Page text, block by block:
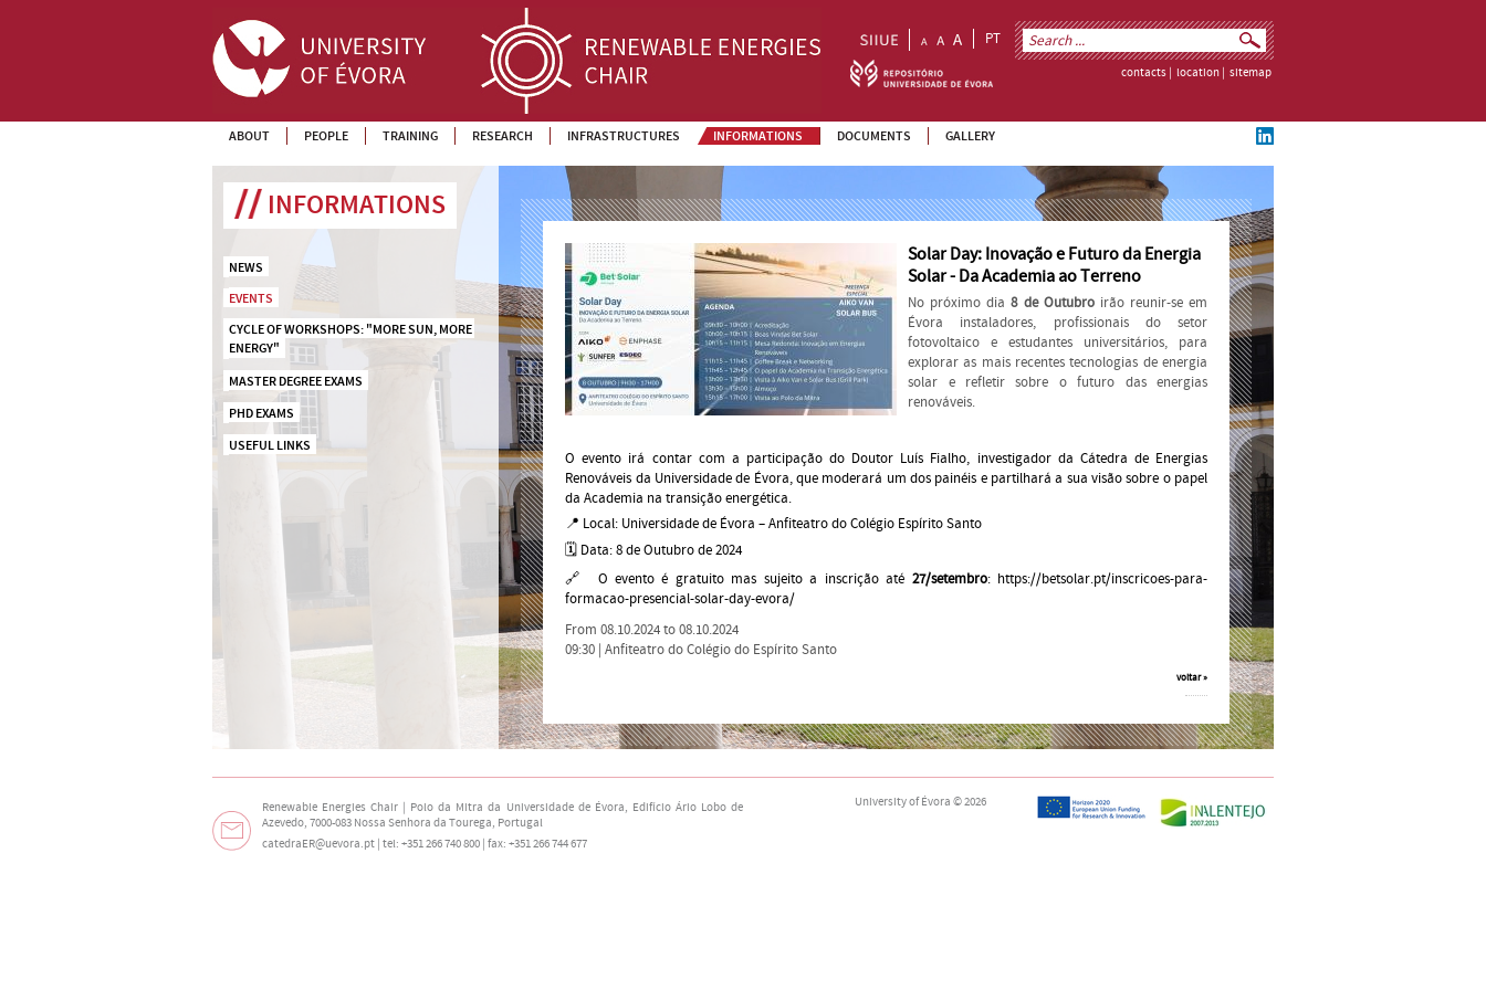
PT
contacts location sitemap
ABOUT PEOPLE TRAINING RESEARCH INFRASTRUCTURES INFORMATIONS DOCUMENTS GALLERY
INFORMATIONS
NEWS
EVENTS
CYCLE OF WORKSHOPS: "MORE SUN, MORE
ENERGY"
MASTER DEGREE EXAMS
PHD EXAMS
USEFUL LINKS
Solar Day: Inovação e Futuro da Energia
Solar - Da Academia ao Terreno
No próximo dia 8 de Outubroirão reunir-se em
Évora instaladores, profissionais do setor
fotovoltaico e estudantes universitários, para
explorar as mais recentes tecnologias de energia
solar e refletir sobre o futuro das energias
renováveis.
O evento irá contar com a participação do Doutor Luís Fialho, investigador da Cátedra de Energias
Renováveis da Universidade de Évora, que moderará um dos painéis e partilhará a sua visão sobre o papel
da Academia na transição energética.
📍 Local: Universidade de Évora – Anfiteatro do Colégio Espírito Santo
🗓 Data: 8 de Outubro de 2024
🔗 O evento é gratuito mas sujeito a inscrição até 27/setembro: https://betsolar.pt/inscricoes-para-
formacao-presencial-solar-day-evora/
From 08.10.2024 to 08.10.2024
09:30 | Anfiteatro do Colégio do Espírito Santo
voltar »
Renewable Energies Chair | Polo da Mitra da Universidade de Évora, Edifício Ário Lobo de
Azevedo, 7000-083 Nossa Senhora da Tourega, Portugal
catedraER@uevora.pt | tel: +351 266 740 800 | fax: +351 266 744 677
University of Évora © 2026